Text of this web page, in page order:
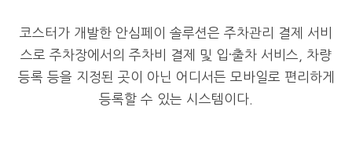
코스터가 개발한 안심페이 솔루션은 주차관리 결제 서비
스로 주차장에서의 주차비 결제 및 입·출차 서비스
차량
등록 등을 지정된 곳이 아닌 어디서든 모바일로 편리하게
등록할 수 있는 시스템이다